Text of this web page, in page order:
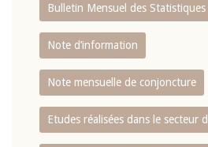
Bulletin Mensuel des Statistiques
Note d’information
Note mensuelle de conjoncture
Etudes réalisées dans le secteur